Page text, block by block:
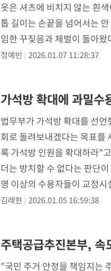
옷은 셔츠에 비치지 않는 흰
톱 길이는 손끝을 넘어서는
임한 꾸짖음과 체벌이 돌아
않으려
정예빈 2026.01.07 11:28:37
가석방 확대에 과밀
법무부가 가석방 확대를 선
회로 돌려보내겠다는 목표를
록 가석방 인원을 확대하라"
더는 방치할 수 없다는 판단
명 이상의 수용자들이 교정
해 달라고
김래현 2026.01.05 16:59:38
주택공급추진본부, 속
"국민 주거 안정을 책임지는